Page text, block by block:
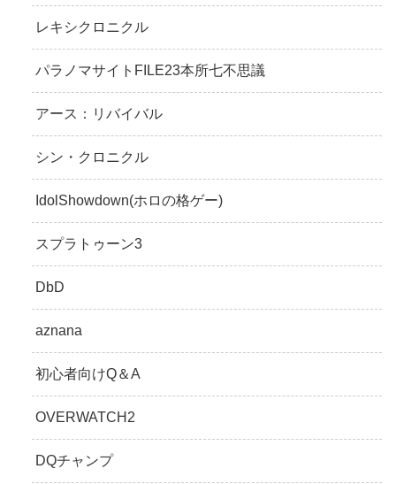
レキシクロニクル
パラノマサイトFILE23本所七不思議
アース：リバイバル
シン・クロニクル
IdolShowdown(ホロの格ゲー)
スプラトゥーン3
DbD
aznana
初心者向けQ＆A
OVERWATCH2
DQチャンプ